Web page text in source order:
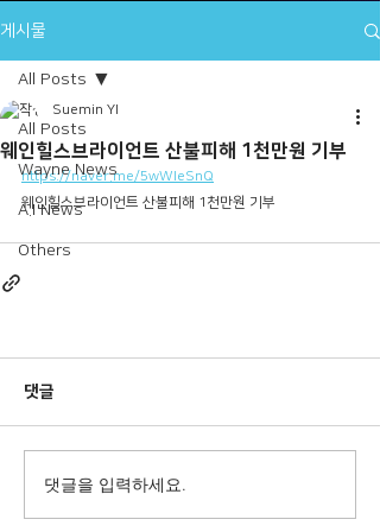
게시물
All Posts
Wayne News
A.I News
Others
All Posts
웨인힐스브라이언트 산불피해 1천만원 기부
Suemin YI
https://naver.me/5wWleSnQ
웨인힐스브라이언트 산불피해 1천만원 기부
댓글
댓글을 입력하세요.